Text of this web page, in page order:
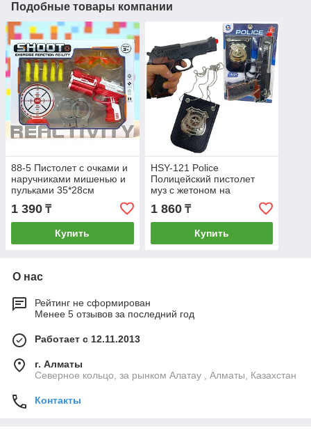
Подобные товары компании
88-5 Пистолет с очками и
наручниками мишенью и
пульками 35*28см
1 390 ₸
Купить
HSY-121 Police
Полицейский пистолет
муз с жетоном на
1 860₸
Купить
О нас
Рейтинг не сформирован
Менее 5 отзывов за последний год
Работает с 12.11.2013
г. Алматы
Северное кольцо, за рынком Алатау , Алматы, Казахстан
Контакты